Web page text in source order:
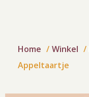
Home Winkel
Appeltaartje